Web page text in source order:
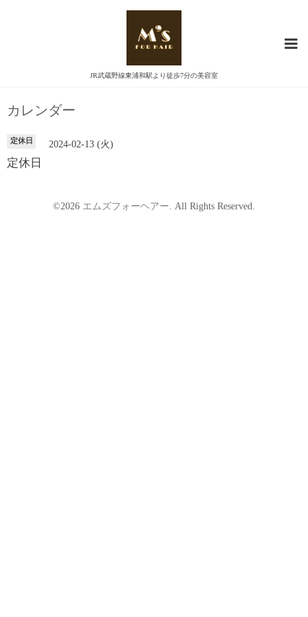
JR武蔵野線東浦和駅より徒歩7分の美容室
カレンダー
定休日 2024-02-13 (火)
定休日
©2026 エムズフォーヘアー . All Rights Reserved.